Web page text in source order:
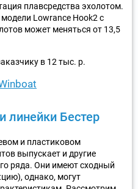
плавсредства эхолотом.
Lowrance Hook2 с
может меняться от 13,5
в 12 тыс. р.
линейки Бестер
и пластиковом
выпускает и другие
ряда. Они имеют сходный
однако, могут